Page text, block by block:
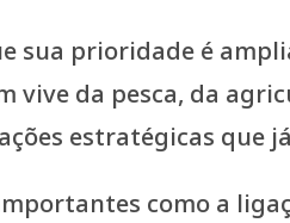
sua prioridade é
da pesca, da
estratégicas
como a